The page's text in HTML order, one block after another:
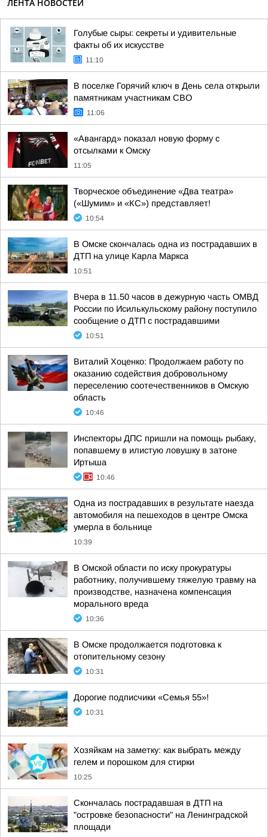
ЛЕНТА НОВОСТЕЙ
Голубые сыры: секреты и удивительные
факты об их искусстве
11:10
В поселке Горячий ключ в День села открыли
памятникам участникам СВО
11:06
«Авангард» показал новую форму с
отсылками к Омску
11:05
Творческое объединение «Два театра»
(«Шумим» и «КС») представляет!
10:54
В Омске скончалась одна из пострадавших в
ДТП на улице Карла Маркса
10:51
Вчера в 11.50 часов в дежурную часть ОМВД
России по Исилькульскому району поступило
сообщение о ДТП с пострадавшими
10:51
Виталий Хоценко: Продолжаем работу по
оказанию содействия добровольному
переселению соотечественников в Омскую
область
10:46
Инспекторы ДПС пришли на помощь рыбаку,
попавшему в илистую ловушку в затоне
Иртыша
10:46
Одна из пострадавших в результате наезда
автомобиля на пешеходов в центре Омска
умерла в больнице
10:39
В Омской области по иску прокуратуры
работнику, получившему тяжелую травму на
производстве, назначена компенсация
морального вреда
10:36
В Омске продолжается подготовка к
отопительному сезону
10:31
Дорогие подписчики «Семья 55»!
10:31
Хозяйкам на заметку: как выбрать между
гелем и порошком для стирки
10:25
Скончалась пострадавшая в ДТП на
"островке безопасности" на Ленинградской
площади